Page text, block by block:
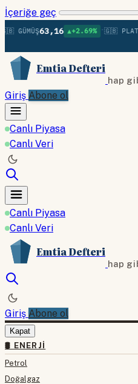
İçeriğe geç
63,16 ▲+2.69% •🇬🇧 PLATIN
Emtia Defteri
hap
Giriş Abone ol
Canlı Piyasa
Canlı Veri
Canlı Piyasa
Canlı Veri
Emtia Defteri
hap
Giriş Abone ol
Kapat
🛢 ENERJI
Petrol
Doğalgaz